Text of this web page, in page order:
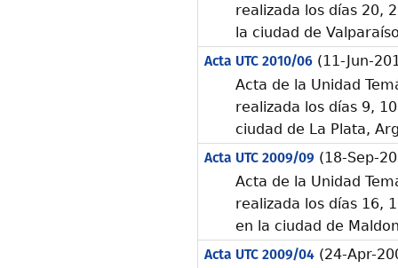
realizada los días 20,
la ciudad de
Acta UTC 2010/06(11-Jun-
Acta de la Unidad
realizada los días 9,
ciudad de La Plata,
Acta UTC 2009/09 (18-Sep-
Acta de la Unidad
realizada los días 16,
en la ciudad de
Acta UTC 2009/04(24-Apr-